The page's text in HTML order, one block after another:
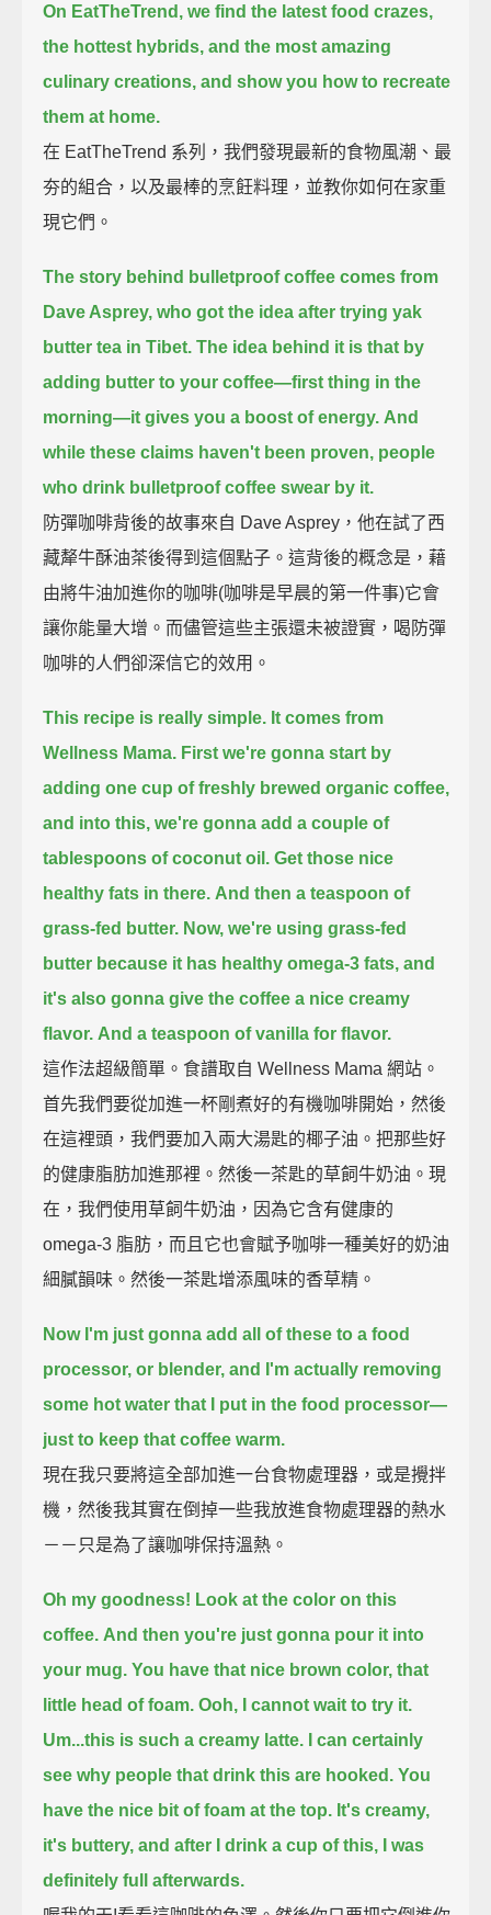
On EatTheTrend, we find the latest food crazes,
the hottest hybrids, and the most amazing
culinary creations, and show you how to recreate
them at home.
在 EatTheTrend 系列，我們發現最新的食物風潮、最
夯的組合，以及最棒的烹飪料理，並教你如何在家重
現它們。
The story behind bulletproof coffee comes from
Dave Asprey, who got the idea after trying yak
butter tea in Tibet. The idea behind it is that by
adding butter to your coffee—first thing in the
morning—it gives you a boost of energy. And
while these claims haven't been proven, people
who drink bulletproof coffee swear by it.
防彈咖啡背後的故事來自 Dave Asprey，他在試了西
藏犛牛酥油茶後得到這個點子。這背後的概念是，藉
由將牛油加進你的咖啡(咖啡是早晨的第一件事)它會
讓你能量大增。而儘管這些主張還未被證實，喝防彈
咖啡的人們卻深信它的效用。
This recipe is really simple. It comes from
Wellness Mama. First we're gonna start by
adding one cup of freshly brewed organic coffee,
and into this, we're gonna add a couple of
tablespoons of coconut oil. Get those nice
healthy fats in there. And then a teaspoon of
grass-fed butter. Now, we're using grass-fed
butter because it has healthy omega-3 fats, and
it's also gonna give the coffee a nice creamy
flavor. And a teaspoon of vanilla for flavor.
這作法超級簡單。食譜取自 Wellness Mama 網站。
首先我們要從加進一杯剛煮好的有機咖啡開始，然後
在這裡頭，我們要加入兩大湯匙的椰子油。把那些好
的健康脂肪加進那裡。然後一茶匙的草飼牛奶油。現
在，我們使用草飼牛奶油，因為它含有健康的
omega-3 脂肪，而且它也會賦予咖啡一種美好的奶油
細膩韻味。然後一茶匙增添風味的香草精。
Now I'm just gonna add all of these to a food
processor, or blender, and I'm actually removing
some hot water that I put in the food processor—
just to keep that coffee warm.
現在我只要將這全部加進一台食物處理器，或是攪拌
機，然後我其實在倒掉一些我放進食物處理器的熱水
－－只是為了讓咖啡保持溫熱。
Oh my goodness! Look at the color on this
coffee. And then you're just gonna pour it into
your mug. You have that nice brown color, that
little head of foam. Ooh, I cannot wait to try it.
Um...this is such a creamy latte.
I can certainly
see why people that drink this are hooked. You
have the nice bit of foam at the top. It's creamy,
it's buttery, and after I drink a cup of this, I was
definitely full afterwards.